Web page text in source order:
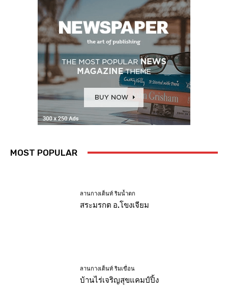
MOST POPULAR
ลานกางเต็นท์ ริมน้ำตก
สระมรกต อ.โขงเจียม
ลานกางเต็นท์ ริมเขื่อน
บ้านไร่เจริญสุขแคมป์ปิ้ง